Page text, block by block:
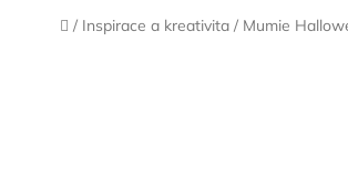
Domů
/ Inspirace a kreativita / Mumie